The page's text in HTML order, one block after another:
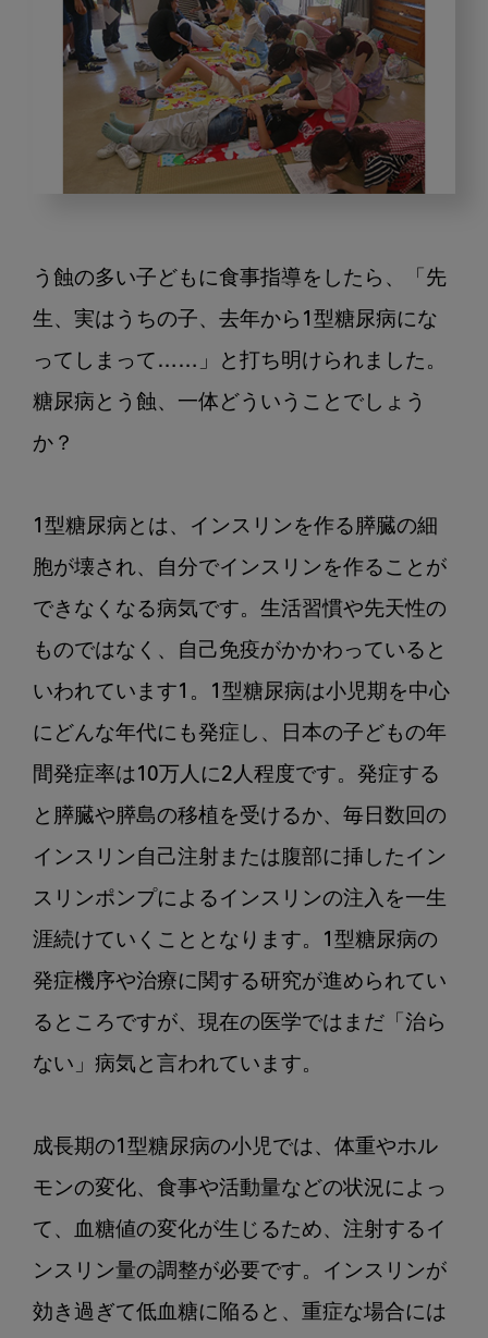
医
院
で
か
け
し
子
ど
の
全
疾
患
1
回：
１
型
尿
病
う蝕の多い子どもに食事指導をしたら、「先
生、実はうちの子、去年から1型糖尿病にな
ってしまって……」と打ち明けられました。
糖尿病とう蝕、一体どういうことでしょう
か？
1型糖尿病とは、インスリンを作る膵臓の細
胞が壊され、自分でインスリンを作ることが
できなくなる病気です。生活習慣や先天性の
ものではなく、自己免疫がかかわっていると
いわれています1。1型糖尿病は小児期を中心
にどんな年代にも発症し、日本の子どもの年
間発症率は10万人に2人程度です。発症する
と膵臓や膵島の移植を受けるか、毎日数回の
インスリン自己注射または腹部に挿したイン
スリンポンプによるインスリンの注入を一生
涯続けていくこととなります。1型糖尿病の
発症機序や治療に関する研究が進められてい
るところですが、現在の医学ではまだ「治ら
ない」病気と言われています。
成長期の1型糖尿病の小児では、体重やホル
モンの変化、食事や活動量などの状況によっ
て、血糖値の変化が生じるため、注射するイ
ンスリン量の調整が必要です。インスリンが
効き過ぎて低血糖に陥ると、重症な場合には